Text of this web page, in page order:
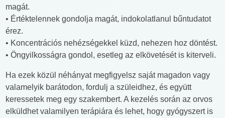
magát.
• Értéktelennek gondolja magát, indokolatlanul bűntudatot
érez.
• Koncentrációs nehézségekkel küzd, nehezen hoz döntést.
• Öngyilkosságra gondol, esetleg az elkövetését is kiterveli.
Ha ezek közül néhányat megfigyelsz saját magadon vagy
valamelyik barátodon, fordulj a szüleidhez, és együtt
keressetek meg egy szakembert. A kezelés során az orvos
elküldhet valamilyen terápiára és lehet, hogy gyógyszert is